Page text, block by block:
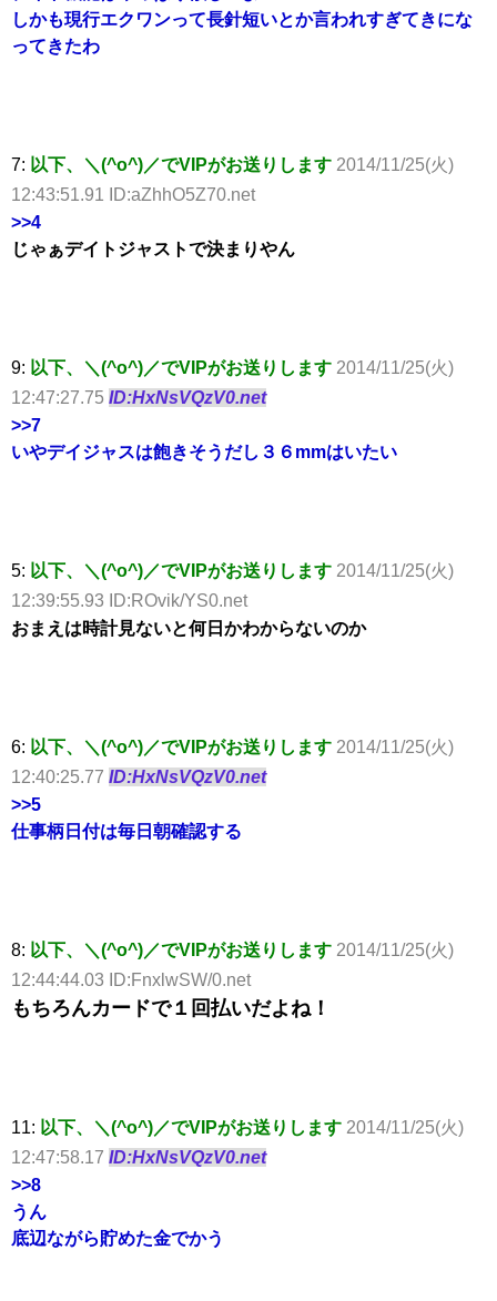
しかも現行エクワンって長針短いとか言われすぎてきにな
ってきたわ
7: 以下、＼(^o^)／でVIPがお送りします 2014/11/25(火)
12:43:51.91 ID:aZhhO5Z70.net
>>4
じゃぁデイトジャストで決まりやん
9: 以下、＼(^o^)／でVIPがお送りします 2014/11/25(火)
12:47:27.75 ID:HxNsVQzV0.net
>>7
いやデイジャスは飽きそうだし３６mmはいたい
5: 以下、＼(^o^)／でVIPがお送りします 2014/11/25(火)
12:39:55.93 ID:ROvik/YS0.net
おまえは時計見ないと何日かわからないのか
6: 以下、＼(^o^)／でVIPがお送りします 2014/11/25(火)
12:40:25.77 ID:HxNsVQzV0.net
>>5
仕事柄日付は毎日朝確認する
8: 以下、＼(^o^)／でVIPがお送りします 2014/11/25(火)
12:44:44.03 ID:FnxlwSW/0.net
もちろんカードで１回払いだよね！
11: 以下、＼(^o^)／でVIPがお送りします 2014/11/25(火)
12:47:58.17 ID:HxNsVQzV0.net
>>8
うん
底辺ながら貯めた金でかう